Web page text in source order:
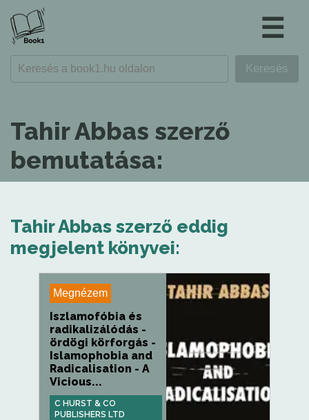
☰
Tahir Abbas szerző
bemutatása:
Tahir Abbas szerző eddig
megjelent könyvei:
Megnézem
Iszlamofóbia és
radikalizálódás -
ördögi körforgás -
Islamophobia and
Radicalisation - A
Vicious...
C HURST & CO
PUBLISHERS LTD